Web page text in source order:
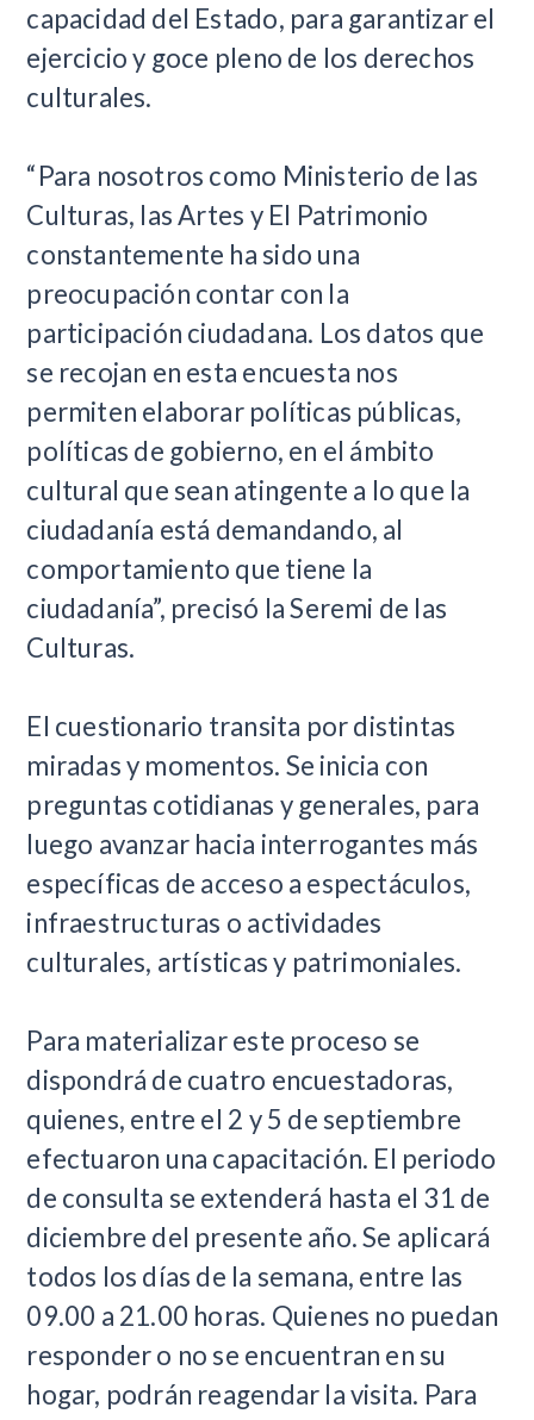
capacidad del Estado, para garantizar el
ejercicio y goce pleno de los derechos
culturales.
“Para nosotros como Ministerio de las
Culturas, las Artes y El Patrimonio
constantemente ha sido una
preocupación contar con la
participación ciudadana. Los datos que
se recojan en esta encuesta nos
permiten elaborar políticas públicas,
políticas de gobierno, en el ámbito
cultural que sean atingente a lo que la
ciudadanía está demandando, al
comportamiento que tiene la
ciudadanía”, precisó la Seremi de las
Culturas.
El cuestionario transita por distintas
miradas y momentos. Se inicia con
preguntas cotidianas y generales, para
luego avanzar hacia interrogantes más
específicas de acceso a espectáculos,
infraestructuras o actividades
culturales, artísticas y patrimoniales.
Para materializar este proceso se
dispondrá de cuatro encuestadoras,
quienes, entre el 2 y 5 de septiembre
efectuaron una capacitación. El periodo
de consulta se extenderá hasta el 31 de
diciembre del presente año. Se aplicará
todos los días de la semana, entre las
09.00 a 21.00 horas. Quienes no puedan
responder o no se encuentran en su
hogar, podrán reagendar la visita. Para